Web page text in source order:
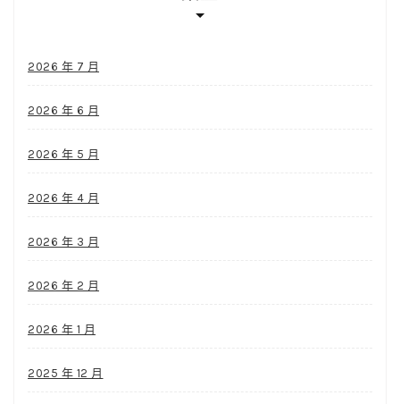
2026 年 7 月
2026 年 6 月
2026 年 5 月
2026 年 4 月
2026 年 3 月
2026 年 2 月
2026 年 1 月
2025 年 12 月